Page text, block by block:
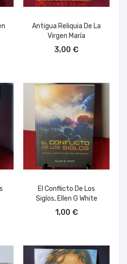
Antigua Reliquia De La
Virgen María
3,00 €
El Conflicto De Los
Siglos, Ellen G White
1,00 €